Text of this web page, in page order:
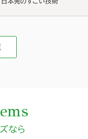
なら